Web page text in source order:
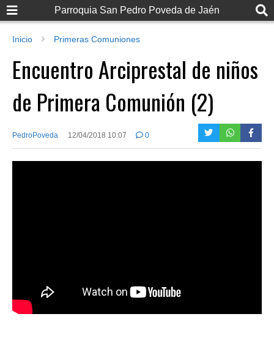
Parroquia San Pedro Poveda de Jaén
Inicio Primeras Comuniones
Encuentro Arciprestal de niños
de Primera Comunión (2)
PedroPoveda 12/04/2018 10:07 0